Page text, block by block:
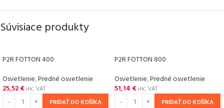
Súvisiace produkty
P2R FOTTON 400
Osvetlenie,Predné osvetlenie
25,52€ inc. VAT
PRIDAŤ DO KOŠÍKA
P2R FOTTON 800
Osvetlenie,Predné osvetlenie
51,14 € inc. VAT
PRIDAŤ DO KOŠÍKA